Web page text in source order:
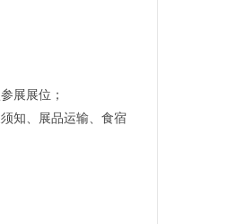
展展位；
知、展品运输、食宿